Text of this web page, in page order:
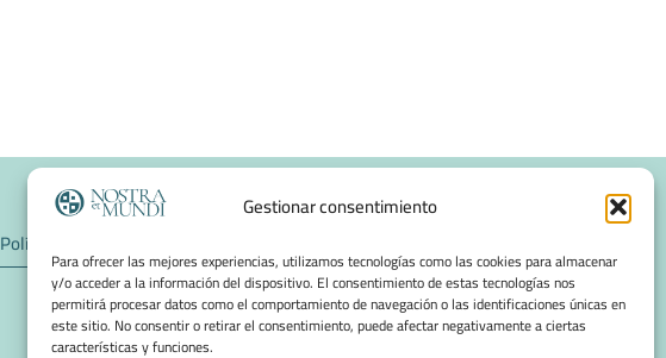
Gestionar consentimiento
Para ofrecer las mejores experiencias, utilizamos tecnologías como las cookies para almacenar
y/o acceder a la información del dispositivo. El consentimiento de estas tecnologías nos
permitirá procesar datos como el comportamiento de navegación o las identificaciones únicas en
este sitio. No consentir o retirar el consentimiento, puede afectar negativamente a ciertas
características y funciones.
Política de cookies
info@ nostraetmundi.com